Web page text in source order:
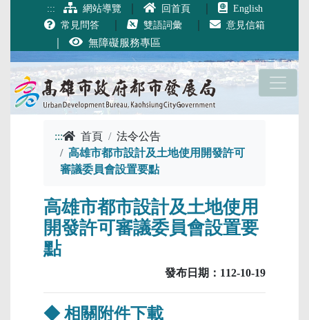
跳到主要內容
::: 網站導覽 回首頁
English
常見問答
雙語詞彙 意見信箱
無障礙服務專區
::: 首頁
法令公告
高雄市都市設計及土地使用開發許可
審議委員會設置要點
高雄市都市設計及土地使用
開發許可審議委員會設置要
點
發布日期：112-10-19
◆ 相關附件下載